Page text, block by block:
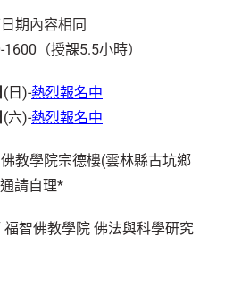
期內容相同
（授課5.5小時）
(日)-熱烈報名中
(六)-熱烈報名中
教學院宗德樓(雲林縣古坑鄉
請自理*
智佛教學院 佛法與科學研究